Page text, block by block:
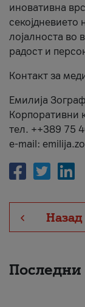
иновативна
секојдневието
лојалноста во
радост и
Контакт за
Емилија
Корпоративни
тел. ++389 75
e-mail:
Назад
Последни